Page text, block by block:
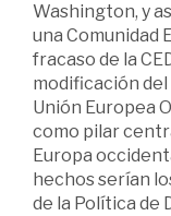
Washington, y
una Comunidad
fracaso de la
modificación del
Unión Europea
como pilar
Europa
hechos serían
de la Política de